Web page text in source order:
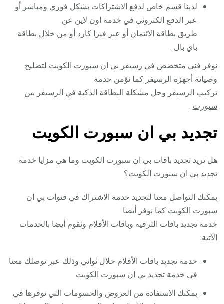
لدينا قسم خاص لدفع الاشتراكات بشكل فوري ومباشر أو
عبر الدفع الكتروني في خدمة اون لاين عن
طريق بطاقة الائتمان أو عبر فيزا كارد أو من خلال بطاقة
باي بال .
نوفر فني متخصص في رسيفر بي ان سبورت الكويت لتصليح
وصيانة أجهزة الرسيفر كما نؤمن خدمة
تركيب الرسيفر وحل مشكلة البطاقة الذكية في الرسيفر بين
سبورت .
تجديد بي ان سبورت الكويت
هل تريد تجديد باقات بي ان سبورت الكويت وما هي مزايا خدمة
تجديد بي ان سبورت الكويت؟
يمكنك التواصل معنا لتجديد خدمة الاشتراك في قنوات بي ان
سبورت الكويت كما نوفر أيضا
خدمة تجديد باقات الترفيه وباقات الأفلام ونقوم أيضا بالخدمات
الآتية:
خدمة تجديد باقات الأفلام خلال ثواني وذلك عبر توصلك معنا
في خدمة تجديد بي ان سبورت الكويت
يمكنك الاستفادة من العروض والحسومات التي نوفرها في